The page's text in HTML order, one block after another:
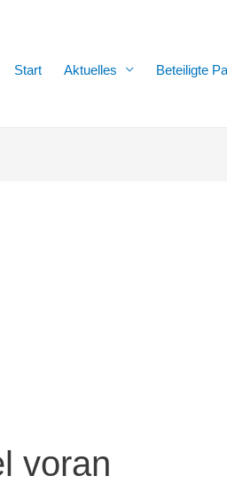
Start Aktuelles Beteiligte
voran